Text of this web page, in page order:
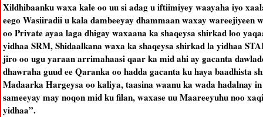
Xildhibaanku waxa kale oo uu si adag u iftiimiyey waayaha iyo
eego Wasiiradii u kala dambeeyay dhammaan waxay
oo Private ayaa laga dhigay waxaana ka shaqeysa shirkad loo
yidhaa SRM, Shidaalkana waxa ka shaqeysa shirkad la yidhaa
jiro oo ugu yaraan arrimahaasi qaar ka mid ahi ay gacanta
dhawraha guud ee Qaranka oo hadda gacanta ku haya baadhista
Madaarka Hargeysa oo kaliya, taasina waanu ka wada hadalnay
sameeyay may noqon mid ku filan, waxase uu Maareeyuhu noo
yidhaa”.